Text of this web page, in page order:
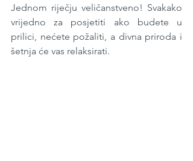
Jednom riječju veličanstveno! Svakako
vrijedno za posjetiti ako budete u
prilici, nećete požaliti, a divna priroda i
šetnja će vas relaksirati.